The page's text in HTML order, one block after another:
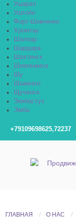
Ушарал
Уштобе
Форт-Шевченко
Хромтау
Шалкар
Шардара
Шахтинск
Шемонаиха
Шу
Шымкент
Щучинск
Экибастуз
Эмба
+79109698625,72237
ГЛАВНАЯ О НАС